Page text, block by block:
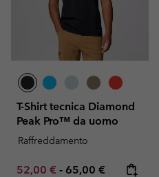
T-Shirt tecnica Diamond
Peak Pro™ da uomo
Raffreddamento
Minimum sale price:
52,00 € - Maximum price:
65,00 €